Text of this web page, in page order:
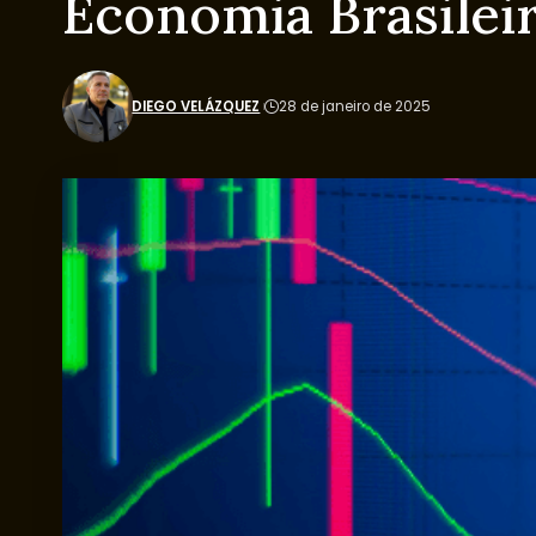
Economia
DIEGO VELÁZQUEZ 28 de janeiro de 2025